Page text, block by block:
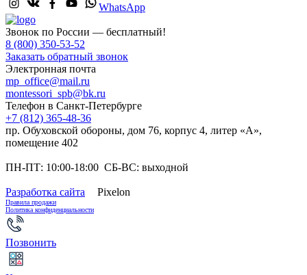
WhatsApp
Звонок по России — бесплатный!
8 (800) 350-53-52
Заказать обратный звонок
Электронная почта
mp_office@mail.ru
montessori_spb@bk.ru
Телефон в Санкт-Петербурге
+7 (812) 365-48-36
пр. Обуховской обороны, дом 76, корпус 4, литер «А»,
помещение 402
ПН-ПТ: 10:00-18:00 СБ-ВС: выходной
Разработка сайта Pixelon
Правила продажи
Политика конфиденциальности
Позвонить